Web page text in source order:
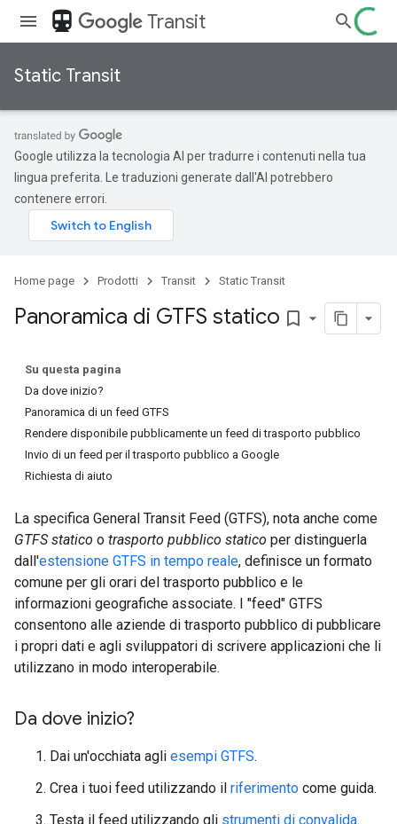
directions_transit Transit
Static Transit
Google utilizza la tecnologia AI per tradurre i contenuti nella tua
lingua preferita. Le traduzioni generate dall'AI potrebbero
contenere errori.
Home page Prodotti Transit Static Transit
Panoramica di GTFS statico bookmark_border
Su questa pagina
Da dove inizio?
Panoramica di un feed GTFS
Rendere disponibile pubblicamente un feed di trasporto pubblico
Invio di un feed per il trasporto pubblico a Google
Richiesta di aiuto
La specifica General Transit Feed (GTFS), nota anche come
GTFS statico o trasporto pubblico statico per distinguerla
dall'estensione GTFS in tempo reale, definisce un formato
comune per gli orari del trasporto pubblico e le
informazioni geografiche associate. I "feed" GTFS
consentono alle aziende di trasporto pubblico di pubblicare
i propri dati e agli sviluppatori di scrivere applicazioni che li
utilizzano in modo interoperabile.
Da dove inizio?
Dai un'occhiata agli esempi GTFS.
Crea i tuoi feed utilizzando il riferimento come guida.
Testa il feed utilizzando gli strumenti di convalida.